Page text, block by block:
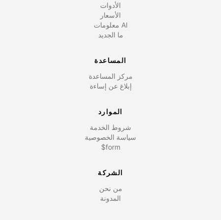
الأدوات
الأسعار
معلومات AI
ما الجديد
المساعدة
مركز المساعدة
إبلاغ عن إساءة
الموارد
شروط الخدمة
سياسة الخصوصية
$form
الشركة
من نحن
المدونة